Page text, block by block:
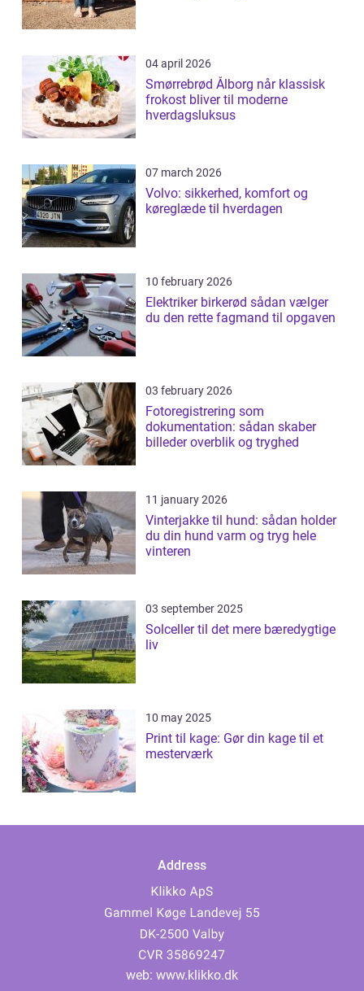
04 april 2026
Smørrebrød Ålborg når klassisk
frokost bliver til moderne
hverdagsluksus
07 march 2026
Volvo: sikkerhed, komfort og
køreglæde til hverdagen
10 february 2026
Elektriker birkerød sådan vælger
du den rette fagmand til opgaven
03 february 2026
Fotoregistrering som
dokumentation: sådan skaber
billeder overblik og tryghed
11 january 2026
Vinterjakke til hund: sådan holder
du din hund varm og tryg hele
vinteren
03 september 2025
Solceller til det mere bæredygtige
liv
10 may 2025
Print til kage: Gør din kage til et
mesterværk
Address
web: www.klikko.dk